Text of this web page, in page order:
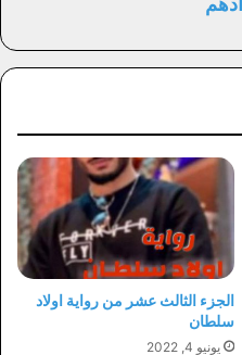
الجزء الثالث عشر من رواية اولاد
سلطان
يونيو 4, 2022